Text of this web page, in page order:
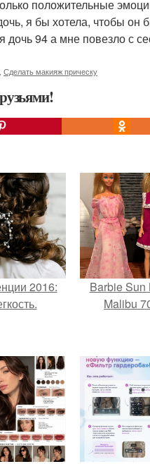
положительные
я бы хотела, чтобы он
94 а мне повезло с
Сделать макияж прическу
2016:
Barbie Sun
Malibu